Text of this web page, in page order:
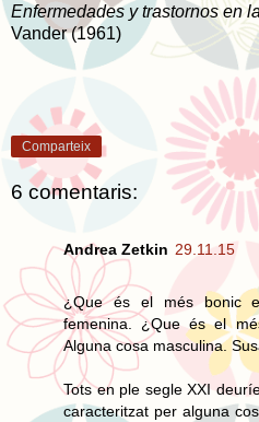
Enfermedades y trastornos en
Vander (1961)
Comparteix
6 comentaris:
Andrea Zetkin 29.11.15
¿Que és el més bonic
femenina. ¿Que és el
Alguna cosa masculina.
Tots en ple segle XXI
caracteritzat per alguna